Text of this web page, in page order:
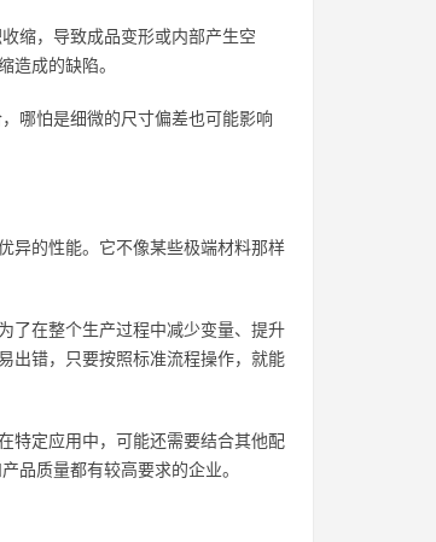
缩，导致成品变形或内部产生空
造成的缺陷。
哪怕是细微的尺寸偏差也可能影响
异的性能。它不像某些极端材料那样
了在整个生产过程中减少变量、提升
出错，只要按照标准流程操作，就能
特定应用中，可能还需要结合其他配
品质量都有较高要求的企业。